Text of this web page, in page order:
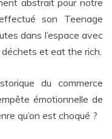
abstrait pour notre
son Teenage
dans l’espace avec
et eat the rich.
du commerce
émotionnelle de
qu’on est choqué ?